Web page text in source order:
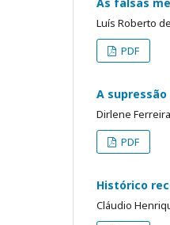
As falsas
Luís Roberto
PDF
A
Dirlene
PDF
Histórico
Cláudio